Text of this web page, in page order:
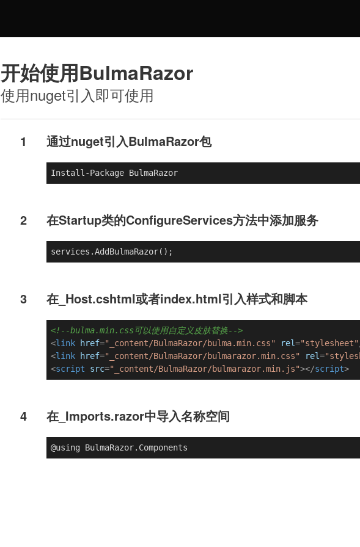
开始使用BulmaRazor
使用nuget引入即可使用
1 通过nuget引入BulmaRazor包
Install-Package BulmaRazor
2 在Startup类的ConfigureServices方法中添加服务
services.AddBulmaRazor();
3 在_Host.cshtml或者index.html引入样式和脚本
<!--bulma.min.css可以使用自定义皮肤替换-->
<link href="_content/BulmaRazor/bulma.min.css" rel="stylesheet"
<link href="_content/BulmaRazor/bulmarazor.min.css" rel=
<script src="_content/BulmaRazor/bulmarazor.min.js"></script>
4 在_Imports.razor中导入名称空间
@using BulmaRazor.Components